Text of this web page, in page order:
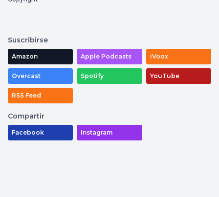
Suscribirse
Amazon Apple Podcasts iVoox
Overcast Spotify YouTube
RSS Feed
Compartir
Facebook Instagram